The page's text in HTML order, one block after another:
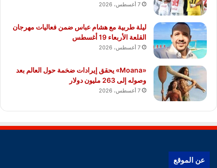
7 أغسطس، 2026
ليلة طربية مع هشام عباس ضمن فعاليات مهرجان
القلعة الأربعاء 19 أغسطس
7 أغسطس، 2026
«Moana» يحقق إيرادات ضخمة حول العالم بعد
وصوله إلى 263 مليون دولار
7 أغسطس، 2026
عن الموقع